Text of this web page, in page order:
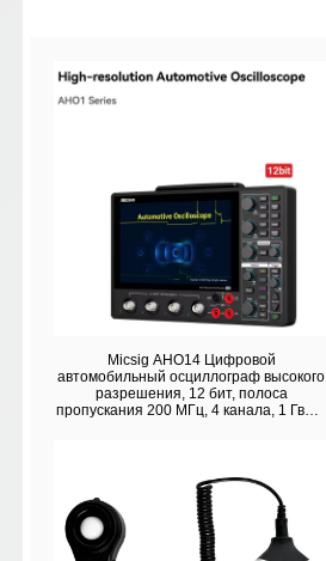
Micsig AHO14 Цифровой
автомобильный осциллограф высокого
разрешения, 12 бит, полоса
пропускания 200 МГц, 4 канала, 1 Гвыб/